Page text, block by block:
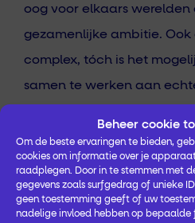
Beheer cookie
Om de beste ervaringen te bieden,
cookies om informatie over je
raadplegen. Door in te stemmen met
gegevens zoals surfgedrag of unieke
geen toestemming geeft of uw
nadelige invloed hebben op bepaalde
oog voor elkaars werelden
gezamenlijke ambitie. Ook
complex, tóch is het
samen te werken aan